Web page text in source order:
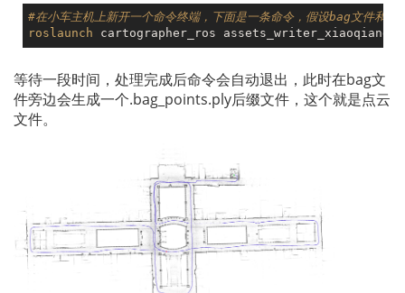
#在小车主机上新开一个命令终端，下面是一条命令，假设bag文件和
roslaunch cartographer_ros
等待一段时间，处理完成后命令会自动退出，此时在bag文
件旁边会生成一个.bag_points.ply后缀文件，这个就是点云
文件。